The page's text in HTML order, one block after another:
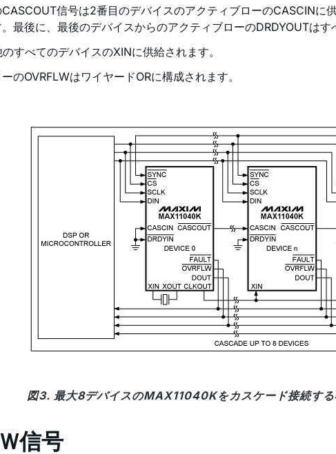
信号は2番目のデバイスのアクティブローのCASCIN
最後に、最後のデバイスからのアクティブローのDRDYOUTは
すべてのデバイスのXINに供給されます。
のOVRFLWはワイヤードORに構成されます。
図3. 最大8デバイスのMAX11040Kをカスケード接続する
信号